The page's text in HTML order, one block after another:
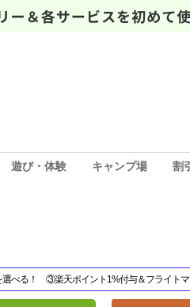
遊び・体験 キャンプ場 割
べる！ ③楽天ポイント1%付与＆フライトマ